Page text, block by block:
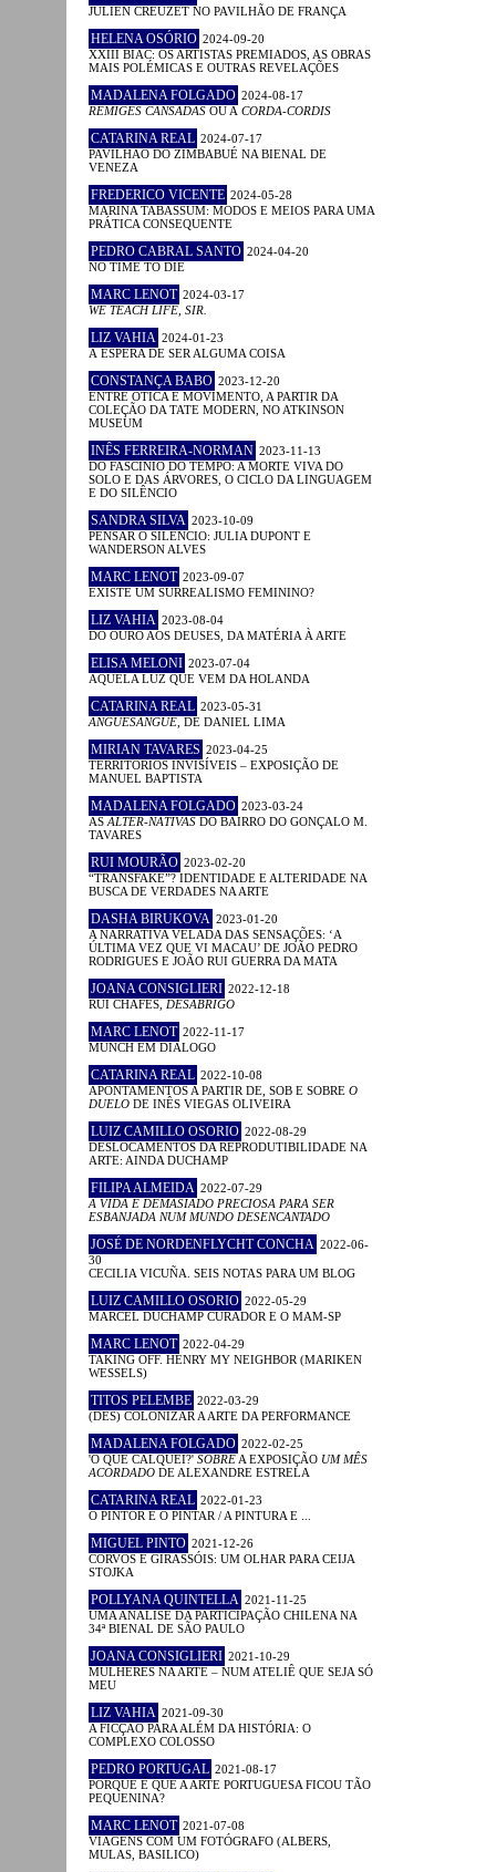
JULIEN CREUZET NO PAVILHÃO DE FRANÇA
HELENA OSÓRIO 2024-09-20
XXIII BIAC: OS ARTISTAS PREMIADOS, AS OBRAS
MAIS POLÉMICAS E OUTRAS REVELAÇÕES
MADALENA FOLGADO 2024-08-17
RÉMIGES CANSADAS OU A CORDA-CORDIS
CATARINA REAL 2024-07-17
PAVILHÃO DO ZIMBABUÉ NA BIENAL DE
VENEZA
FREDERICO VICENTE 2024-05-28
MARINA TABASSUM: MODOS E MEIOS PARA UMA
PRÁTICA CONSEQUENTE
PEDRO CABRAL SANTO 2024-04-20
NO TIME TO DIE
MARC LENOT 2024-03-17
WE TEACH LIFE, SIR.
LIZ VAHIA 2024-01-23
À ESPERA DE SER ALGUMA COISA
CONSTANÇA BABO 2023-12-20
ENTRE ÓTICA E MOVIMENTO, A PARTIR DA
COLEÇÃO DA TATE MODERN, NO ATKINSON
MUSEUM
INÊS FERREIRA-NORMAN 2023-11-13
DO FASCÍNIO DO TEMPO: A MORTE VIVA DO
SOLO E DAS ÁRVORES, O CICLO DA LINGUAGEM
E DO SILÊNCIO
SANDRA SILVA 2023-10-09
PENSAR O SILÊNCIO: JULIA DUPONT E
WANDERSON ALVES
MARC LENOT 2023-09-07
EXISTE UM SURREALISMO FEMININO?
LIZ VAHIA 2023-08-04
DO OURO AOS DEUSES, DA MATÉRIA À ARTE
ELISA MELONI 2023-07-04
AQUELA LUZ QUE VEM DA HOLANDA
CATARINA REAL 2023-05-31
ANGUESÂNGUE , DE DANIEL LIMA
MIRIAN TAVARES 2023-04-25
TERRITÓRIOS INVISÍVEIS – EXPOSIÇÃO DE
MANUEL BAPTISTA
MADALENA FOLGADO 2023-03-24
AS ALTER-NATIVAS DO BAIRRO DO GONÇALO M.
TAVARES
RUI MOURÃO 2023-02-20
“TRANSFAKE”? IDENTIDADE E ALTERIDADE NA
BUSCA DE VERDADES NA ARTE
DASHA BIRUKOVA 2023-01-20
A NARRATIVA VELADA DAS SENSAÇÕES: ‘A
ÚLTIMA VEZ QUE VI MACAU’ DE JOÃO PEDRO
RODRIGUES E JOÃO RUI GUERRA DA MATA
JOANA CONSIGLIERI 2022-12-18
RUI CHAFES, DESABRIGO
MARC LENOT 2022-11-17
MUNCH EM DIÁLOGO
CATARINA REAL 2022-10-08
APONTAMENTOS A PARTIR DE, SOB E SOBRE O
DUELO DE INÊS VIEGAS OLIVEIRA
LUIZ CAMILLO OSORIO 2022-08-29
DESLOCAMENTOS DA REPRODUTIBILIDADE NA
ARTE: AINDA DUCHAMP
FILIPA ALMEIDA 2022-07-29
A VIDA É DEMASIADO PRECIOSA PARA SER
ESBANJADA NUM MUNDO DESENCANTADO
JOSÉ DE NORDENFLYCHT CONCHA 2022-06-
30
CECILIA VICUÑA. SEIS NOTAS PARA UM BLOG
LUIZ CAMILLO OSORIO 2022-05-29
MARCEL DUCHAMP CURADOR E O MAM-SP
MARC LENOT 2022-04-29
TAKING OFF. HENRY MY NEIGHBOR (MARIKEN
WESSELS)
TITOS PELEMBE 2022-03-29
(DES) COLONIZAR A ARTE DA PERFORMANCE
MADALENA FOLGADO 2022-02-25
'O QUE CALQUEI?' SOBRE A EXPOSIÇÃO UM MÊS
ACORDADO DE ALEXANDRE ESTRELA
CATARINA REAL 2022-01-23
O PINTOR E O PINTAR / A PINTURA E ...
MIGUEL PINTO 2021-12-26
CORVOS E GIRASSÓIS: UM OLHAR PARA CEIJA
STOJKA
POLLYANA QUINTELLA 2021-11-25
UMA ANÁLISE DA PARTICIPAÇÃO CHILENA NA
34ª BIENAL DE SÃO PAULO
JOANA CONSIGLIERI 2021-10-29
MULHERES NA ARTE – NUM ATELIÊ QUE SEJA SÓ
MEU
LIZ VAHIA 2021-09-30
A FICÇÃO PARA ALÉM DA HISTÓRIA: O
COMPLEXO COLOSSO
PEDRO PORTUGAL 2021-08-17
PORQUE É QUE A ARTE PORTUGUESA FICOU TÃO
PEQUENINA?
MARC LENOT 2021-07-08
VIAGENS COM UM FOTÓGRAFO (ALBERS,
MULAS, BASILICO)